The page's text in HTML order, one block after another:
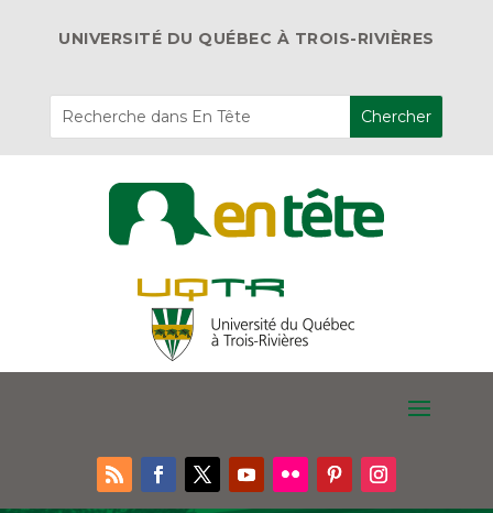
UNIVERSITÉ DU QUÉBEC À TROIS-RIVIÈRES